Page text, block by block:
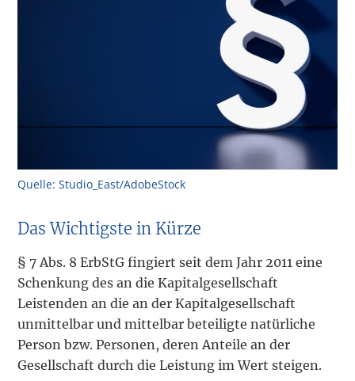
Quelle: Studio_East/AdobeStock
Das Wichtigste in Kürze
§ 7 Abs. 8 ErbStG fingiert seit dem Jahr 2011 eine
Schenkung des an die Kapitalgesellschaft
Leistenden an die an der Kapitalgesellschaft
unmittelbar und mittelbar beteiligte natürliche
Person bzw. Personen, deren Anteile an der
Gesellschaft durch die Leistung im Wert steigen.